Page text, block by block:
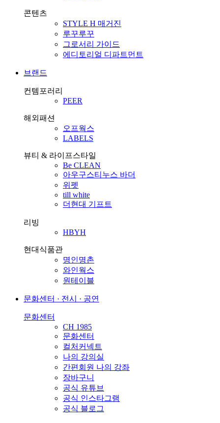
콘텐츠
STYLE H 매거진
루꾸루꾸
그로서리 가이드
에디토리얼 디파트먼트
브랜드
컨템포러리
PEER
해외패션
오프웍스
LABELS
뷰티 & 라이프스타일
Be CLEAN
아우구스티누스 바더
위펫
till white
더현대 기프트
리빙
HBYH
현대식품관
명인명촌
와인웍스
원테이블
문화센터 · 전시 · 공연
문화센터
CH 1985
문화센터
컬처커넥트
나의 강의실
간편회원 나의 강좌
장바구니
공식 유튜브
공식 인스타그램
공식 블로그